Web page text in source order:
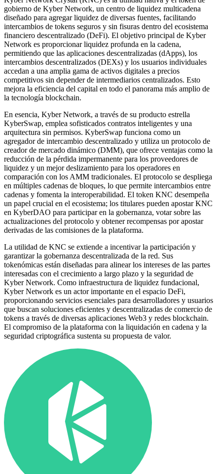
gobierno de Kyber Network, un centro de liquidez multicadena
diseñado para agregar liquidez de diversas fuentes, facilitando
intercambios de tokens seguros y sin fisuras dentro del ecosistema
financiero descentralizado (DeFi). El objetivo principal de Kyber
Network es proporcionar liquidez profunda en la cadena,
permitiendo que las aplicaciones descentralizadas (dApps), los
intercambios descentralizados (DEXs) y los usuarios individuales
accedan a una amplia gama de activos digitales a precios
competitivos sin depender de intermediarios centralizados. Esto
mejora la eficiencia del capital en todo el panorama más amplio de
la tecnología blockchain.
En esencia, Kyber Network, a través de su producto estrella
KyberSwap, emplea sofisticados contratos inteligentes y una
arquitectura sin permisos. KyberSwap funciona como un
agregador de intercambio descentralizado y utiliza un protocolo de
creador de mercado dinámico (DMM), que ofrece ventajas como la
reducción de la pérdida impermanente para los proveedores de
liquidez y un mejor deslizamiento para los operadores en
comparación con los AMM tradicionales. El protocolo se despliega
en múltiples cadenas de bloques, lo que permite intercambios entre
cadenas y fomenta la interoperabilidad. El token KNC desempeña
un papel crucial en el ecosistema; los titulares pueden apostar KNC
en KyberDAO para participar en la gobernanza, votar sobre las
actualizaciones del protocolo y obtener recompensas por apostar
derivadas de las comisiones de la plataforma.
La utilidad de KNC se extiende a incentivar la participación y
garantizar la gobernanza descentralizada de la red. Sus
tokenómicas están diseñadas para alinear los intereses de las partes
interesadas con el crecimiento a largo plazo y la seguridad de
Kyber Network. Como infraestructura de liquidez fundacional,
Kyber Network es un actor importante en el espacio DeFi,
proporcionando servicios esenciales para desarrolladores y usuarios
que buscan soluciones eficientes y descentralizadas de comercio de
tokens a través de diversas aplicaciones Web3 y redes blockchain.
El compromiso de la plataforma con la liquidación en cadena y la
seguridad criptográfica sustenta su propuesta de valor.